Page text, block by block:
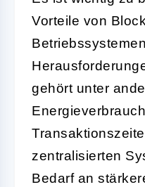
Vorteile von
gehört unter
zentralisierten
Bedarf an